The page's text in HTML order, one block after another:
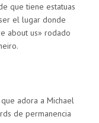
que tiene estatuas
el lugar donde
about us» rodado
adora a Michael
de permanencia